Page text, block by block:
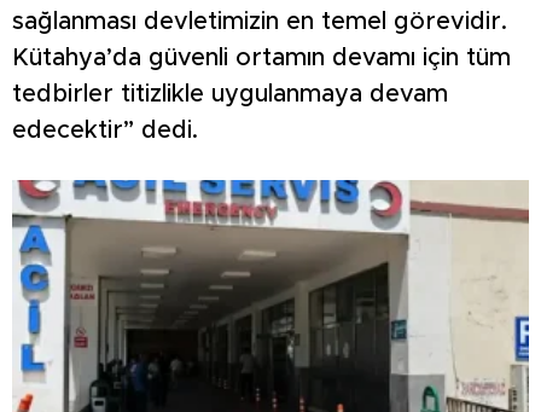
sağlanması devletimizin en temel görevidir.
Kütahya’da güvenli ortamın devamı için tüm
tedbirler titizlikle uygulanmaya devam
edecektir” dedi.